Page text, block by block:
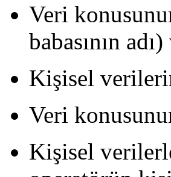
Veri
babasının
Kişisel
Veri
Kişisel